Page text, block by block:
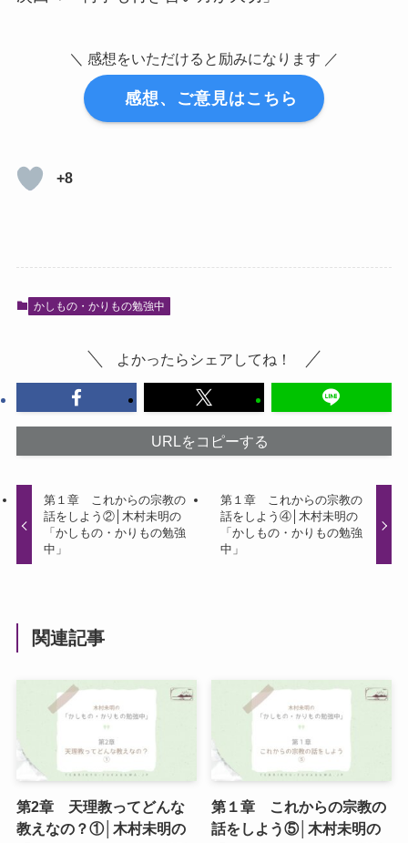
＼ 感想をいただけると励みになります ／
感想、ご意見はこちら
+8
かしもの・かりもの勉強中
よかったらシェアしてね！
URLをコピーする
第１章 これからの宗教の
話をしよう②│木村未明の
「かしもの・かりもの勉強
中」
第１章 これからの宗教の
話をしよう④│木村未明の
「かしもの・かりもの勉強
中」
関連記事
第2章 天理教ってどんな
教えなの？①│木村未明の
第１章 これからの宗教の
話をしよう⑤│木村未明の